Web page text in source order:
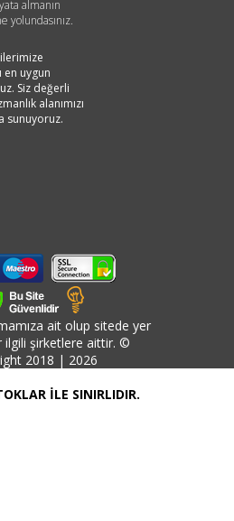
almanın
yolundasınız.
en uygun
Siz değerli
alanımızı
sunuyoruz.
ait olup sitede yer
ilgili şirketlere aittir. ©
2018 | 2026
İLE SINIRLIDIR.